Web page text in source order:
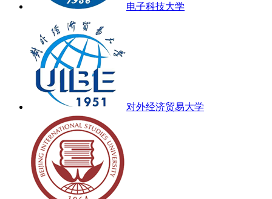
电子科技大学
对外经济贸易大学